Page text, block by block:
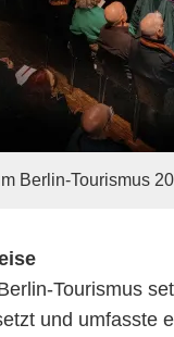
Berlin-Tourismus
Tourismus
und umfasste